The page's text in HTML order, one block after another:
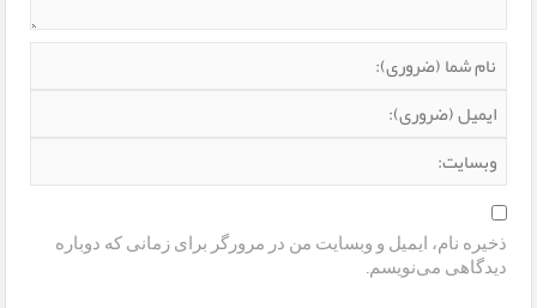
ذخیره نام، ایمیل و وبسایت من در مرورگر برای زمانی که دوباره
دیدگاهی می‌نویسم.